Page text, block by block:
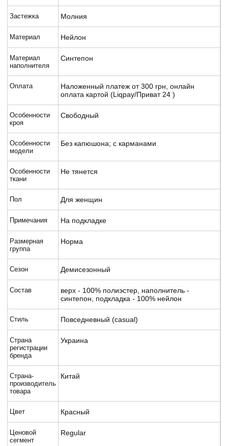
Застежка Молния
Материал Нейлон
Материал
наполнителя
Синтепон
Оплата
Наложенный платеж от 300 грн, онлайн
оплата картой (Liqpay/Приват 24 )
Особенности
кроя
Свободный
Особенности
модели
Без капюшона; с карманами
Особенности
ткани
Не тянется
Пол Для женщин
Примечания На подкладке
Размерная
группа
Норма
Сезон Демисезонный
Состав
верх - 100% полиэстер, наполнитель -
синтепон, подкладка - 100% нейлон
Стиль Повседневный (casual)
Страна
регистрации
бренда
Украина
Страна-
производитель
товара
Китай
Цвет Красный
Ценовой
сегмент
Regular